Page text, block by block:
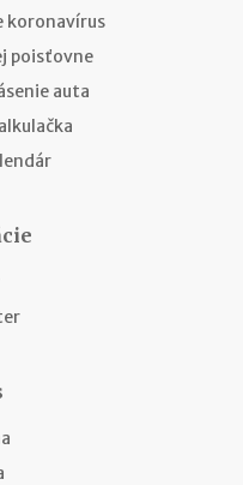
koronavírus
poisťovne
auta